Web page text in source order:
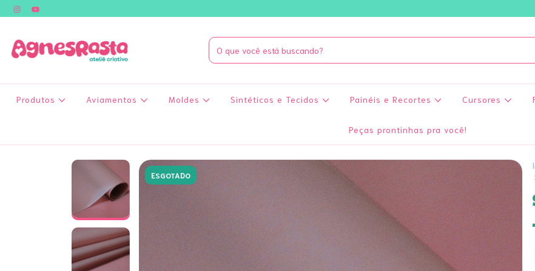
Produtos Aviamentos Moldes Sintéticos e Tecidos Painéis e Recortes Cursores
Peças prontinhas pra você!
ESGOTADO